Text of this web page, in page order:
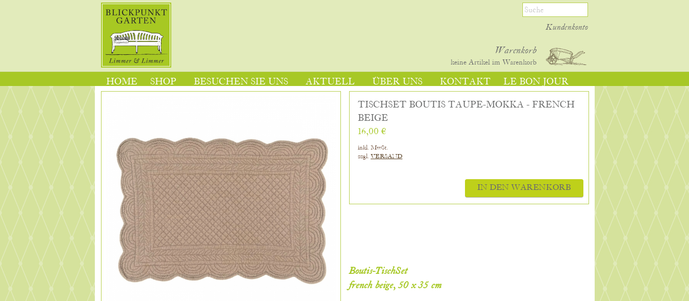
Kundenkonto
Warenkorb
keine Artikel im Warenkorb
HOME SHOP BESUCHEN SIE UNS AKTUELL ÜBER UNS KONTAKT LE BON JOUR
TISCHSET BOUTIS TAUPE-MOKKA - FRENCH
BEIGE
16,00 €
inkl. MwSt.
zzgl. VERSAND
IN DEN WARENKORB
Boutis-TischSet
french beige, 50 x 35 cm